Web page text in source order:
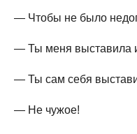
— Чтобы не было
— Ты меня выставила
— Ты сам себя
— Не чужое!